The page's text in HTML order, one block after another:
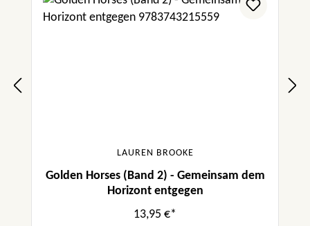
LAUREN BROOKE
Golden Horses (Band 2) - Gemeinsam dem
Horizont entgegen
13,95 €*